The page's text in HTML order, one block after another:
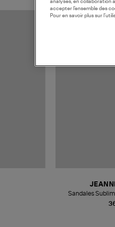
Sandales
analyses, en collaboration
accepter l’ensemble des
Pour en savoir plus sur